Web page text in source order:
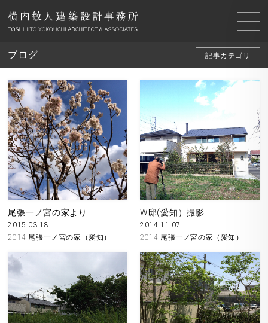
ブログ 記事カテゴリ
尾張一ノ宮の家より
2015.03.18
2014 尾張一ノ宮の家（愛知）
W邸(愛知）撮影
2014.11.07
2014 尾張一ノ宮の家（愛知）